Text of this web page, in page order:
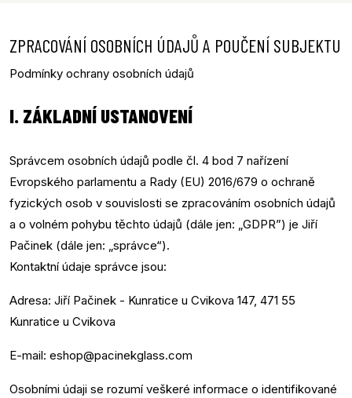
ZPRACOVÁNÍ OSOBNÍCH ÚDAJŮ A POUČENÍ SUBJEKTU
Podmínky ochrany osobních údajů
I. ZÁKLADNÍ USTANOVENÍ
Správcem osobních údajů podle čl. 4 bod 7 nařízení
Evropského parlamentu a Rady (EU) 2016/679 o ochraně
fyzických osob v souvislosti se zpracováním osobních údajů
a o volném pohybu těchto údajů (dále jen: „GDPR”) je Jiří
Pačinek (dále jen: „správce“).
Kontaktní údaje správce jsou:
Adresa: Jiří Pačinek - Kunratice u Cvikova 147, 471 55
Kunratice u Cvikova
E-mail: eshop@pacinekglass.com
Osobními údaji se rozumí veškeré informace o identifikované